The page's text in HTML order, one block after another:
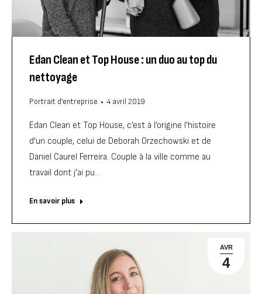
Edan Clean et Top House : un duo au top du
nettoyage
Portrait d’entreprise 4 avril 2019
Edan Clean et Top House, c’est à l’origine l’histoire
d’un couple, celui de Deborah Orzechowski et de
Daniel Caurel Ferreira. Couple à la ville comme au
travail dont j’ai pu…
En savoir plus
AVR
4